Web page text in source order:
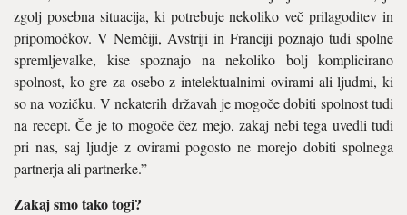
zgolj posebna si­tuacija, ki potrebuje nekoliko več prilagoditev in
pripomočkov. V Nemčiji, Avstriji in Franciji pozna­jo tudi spolne
spremljevalke, kise spoznajo na nekoliko bolj kompli­cirano
spolnost, ko gre za osebo z intelektualnimi ovirami ali ljudmi, ki
so na vozičku. V nekaterih dr­žavah je mogoče dobiti spolnost tudi
na recept. Če je to mogoče čez mejo, zakaj nebi tega uvedli tudi
pri nas, saj ljudje z ovirami pogosto ne morejo dobiti spolnega
partner­ja ali partnerke.”
Zakaj smo tako togi?